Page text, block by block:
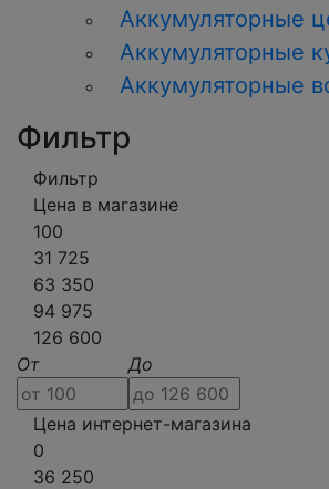
Аккумуляторные
Аккумуляторные
Аккумуляторные
Фильтр
Фильтр
Цена в магазине
100
31 725
63 350
94 975
126 600
От
До
Цена интернет-магазина
0
36 250